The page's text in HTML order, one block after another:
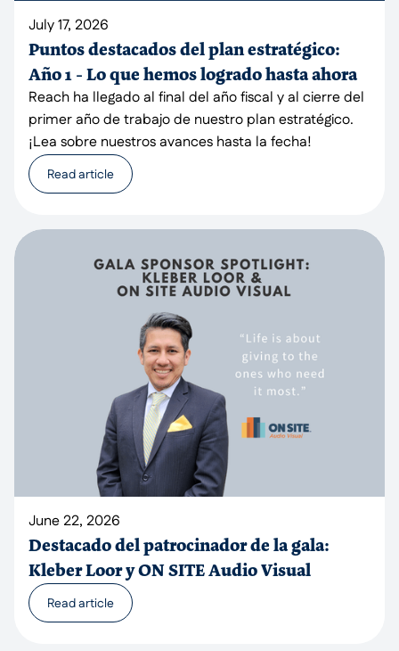
July 17, 2026
Puntos destacados del plan estratégico:
Año 1 - Lo que hemos logrado hasta ahora
Reach ha llegado al final del año fiscal y al cierre del
primer año de trabajo de nuestro plan estratégico.
¡Lea sobre nuestros avances hasta la fecha!
Read article
June 22, 2026
Destacado del patrocinador de la gala:
Kleber Loor y ON SITE Audio Visual
Read article